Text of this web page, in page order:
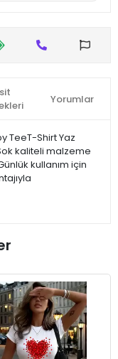
Yorumlar
TeeT-Shirt Yaz
kaliteli malzeme
kullanım için